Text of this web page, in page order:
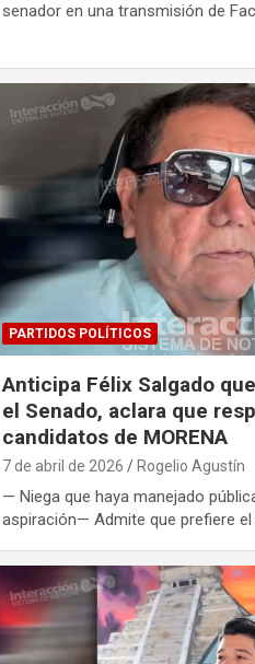
senador en una transmisión de
PARTIDOS POLÍTICOS
Anticipa Félix Salgado
el Senado, aclara que
candidatos de MORENA
7 de abril de 2026 Rogelio Agustín
— Niega que haya manejado
aspiración— Admite que prefiere